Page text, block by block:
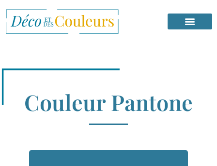
Couleur Pantone